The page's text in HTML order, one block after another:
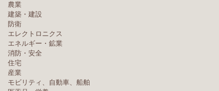
農業
建築・建設
防衛
エレクトロニクス
エネルギー・鉱業
消防・安全
住宅
産業
モビリティ、自動車、船舶